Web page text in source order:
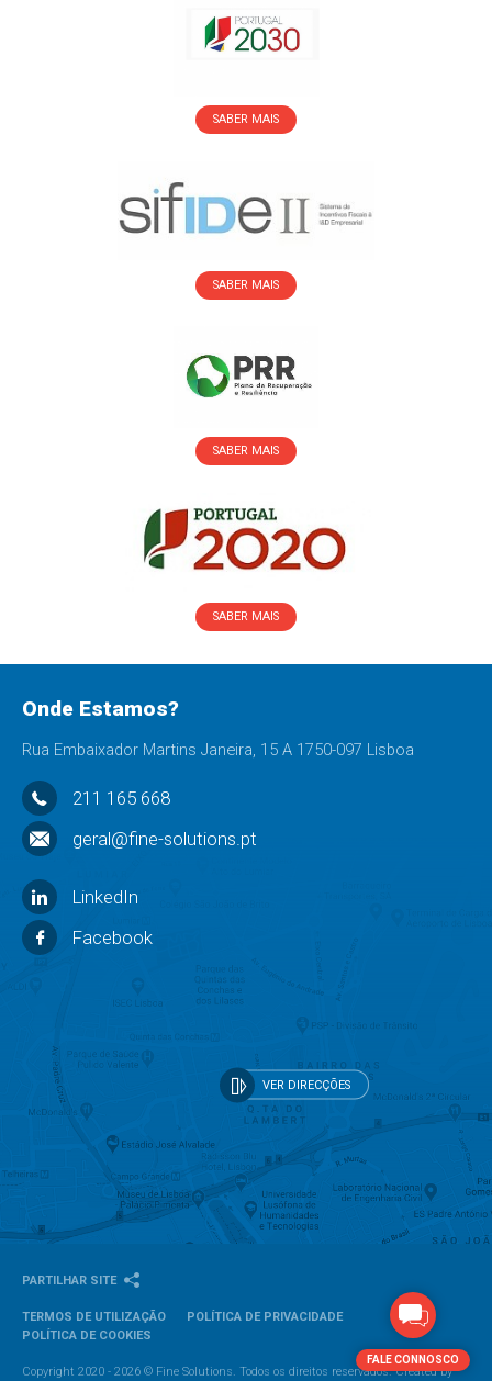
FALE CONNOSCO
SABER MAIS
SABER MAIS
SABER MAIS
SABER MAIS
VER DIRECÇÕES
Onde Estamos?
Rua Embaixador Martins Janeira, 15 A 1750-097 Lisboa
211 165 668
geral@fine-solutions.pt
LinkedIn
Facebook
TERMOS DE UTILIZAÇÃO
POLÍTICA DE PRIVACIDADE
POLÍTICA DE COOKIES
Copyright 2020 - 2026 © Fine Solutions. Todos os direitos reservados. Created by
PARTILHAR SITE